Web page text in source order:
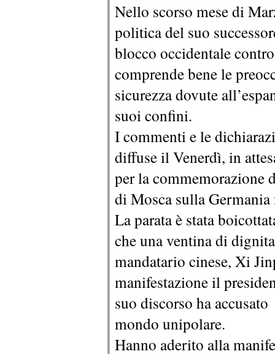
Nello scorso mese di
politica del suo
blocco occidentale
comprende bene le
sicurezza dovute
suoi confini.
I commenti e le
diffuse il Venerdì, in
per la commemorazione
di Mosca sulla Germania
La parata è stata
che una ventina di
mandatario cinese, Xi
manifestazione il
suo discorso ha
mondo unipolare.
Hanno aderito alla